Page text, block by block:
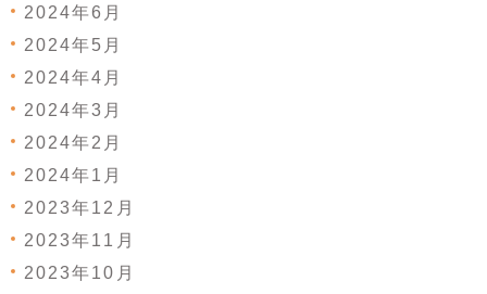
2024年6月
2024年5月
2024年4月
2024年3月
2024年2月
2024年1月
2023年12月
2023年11月
2023年10月